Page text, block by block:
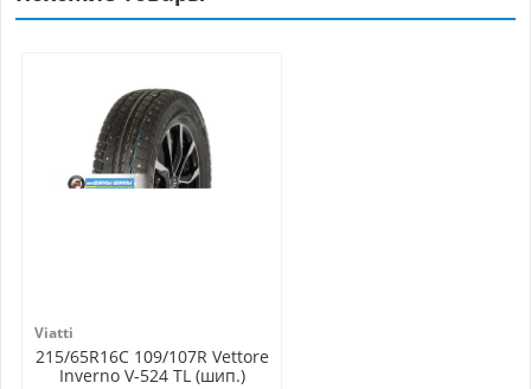
Viatti
215/65R16C 109/107R Vettore
Inverno V-524 TL (шип.)